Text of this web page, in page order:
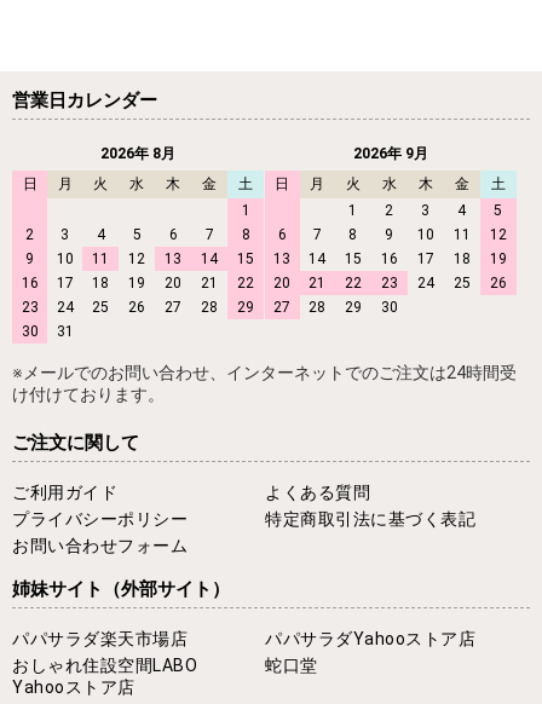
営業日カレンダー
2026年 8月
日
月 火 水 木 金
土
1
2
3 4 5 6 7
8
9
10 11 12 13 14
15
16
17 18 19 20 21
22
23
24 25 26 27 28
29
30
31
2026年 9月
日
月 火 水 木 金
土
1
2 3 4
5
6
7 8 9 10 11
12
13
14 15 16 17 18
19
20
21 22 23 24 25
26
27
28 29 30
※メールでのお問い合わせ、インターネットでのご注文は24時間受
け付けております。
ご注文に関して
ご利用ガイド
よくある質問
プライバシーポリシー
特定商取引法に基づく表記
お問い合わせフォーム
姉妹サイト （外部サイト）
パパサラダ楽天市場店
パパサラダYahooストア店
おしゃれ住設空間LABO
Yahooストア店
蛇口堂